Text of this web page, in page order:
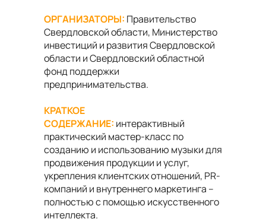
ОРГАНИЗАТОРЫ: Правительство
Свердловской области, Министерство
инвестиций и развития Свердловской
области и Свердловский областной
фонд поддержки
предпринимательства.
КРАТКОЕ
СОДЕРЖАНИЕ: интерактивный
практический мастер-класс по
созданию и использованию музыки для
продвижения продукции и услуг,
укрепления клиентских отношений, PR-
компаний и внутреннего маркетинга –
полностью с помощью искусственного
интеллекта.